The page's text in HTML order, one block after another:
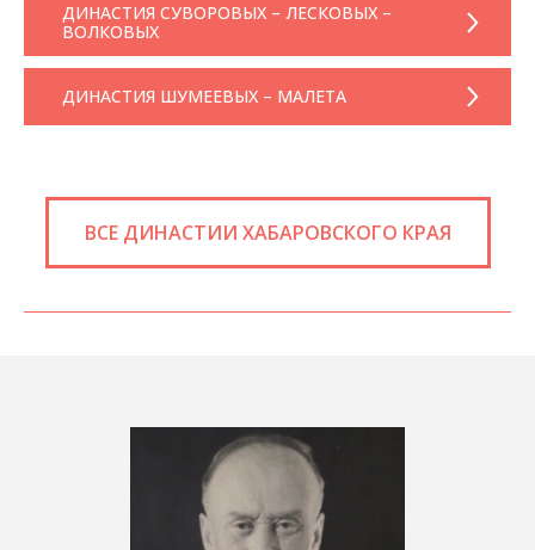
ДИНАСТИЯ СУВОРОВЫХ – ЛЕСКОВЫХ –
ВОЛКОВЫХ
ДИНАСТИЯ ШУМЕЕВЫХ – МАЛЕТА
ВСЕ ДИНАСТИИ ХАБАРОВСКОГО КРАЯ